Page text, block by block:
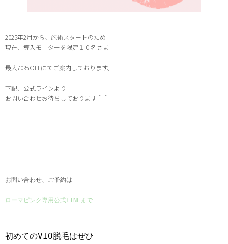
2025年2月から、施術スタートのため
現在、導入モニターを限定１０名さま
最大70％OFFにてご案内しております。
下記、公式ラインより
お問い合わせお待ちしております＾＾
お問い合わせ、ご予約は
ローマピンク専用公式LINEまで
初めてのVIO脱毛はぜひ